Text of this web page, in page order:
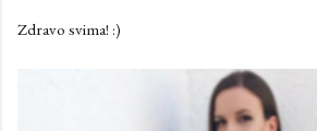
Zdravo svima! :)